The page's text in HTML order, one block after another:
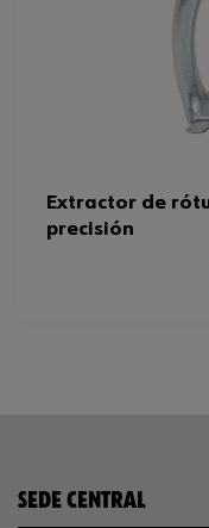
Extractor de
precisión
SEDE CENTRAL